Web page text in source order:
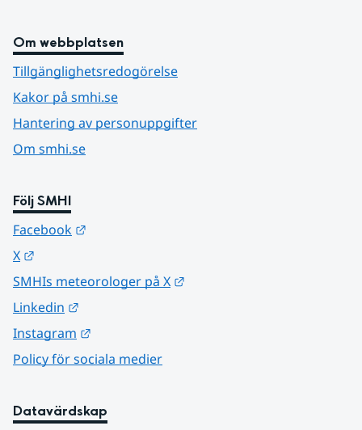
Om webbplatsen
Tillgänglighetsredogörelse
Kakor på smhi.se
Hantering av personuppgifter
Om smhi.se
Följ SMHI
Facebook
X
SMHIs meteorologer på X
Linkedin
Instagram
Policy för sociala medier
Datavärdskap